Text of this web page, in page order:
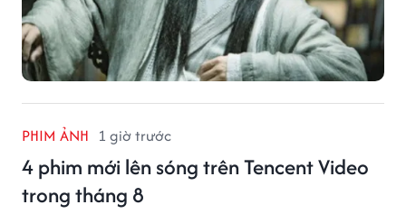
PHIM ẢNH 1 giờ trước
4 phim mới lên sóng trên Tencent Video
trong tháng 8